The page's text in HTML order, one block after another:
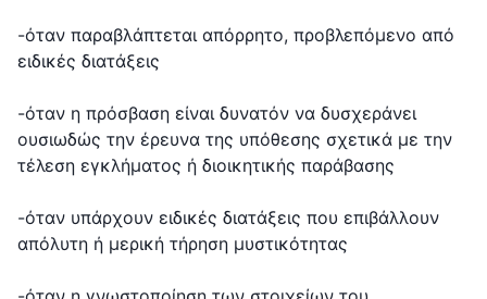
-όταν παραβλάπτεται απόρρητο, προβλεπόμενο από
ειδικές διατάξεις
-όταν η πρόσβαση είναι δυνατόν να δυσχεράνει
ουσιωδώς την έρευνα της υπόθεσης σχετικά με την
τέλεση εγκλήματος ή διοικητικής παράβασης
-όταν υπάρχουν ειδικές διατάξεις που επιβάλλουν
απόλυτη ή μερική τήρηση μυστικότητας